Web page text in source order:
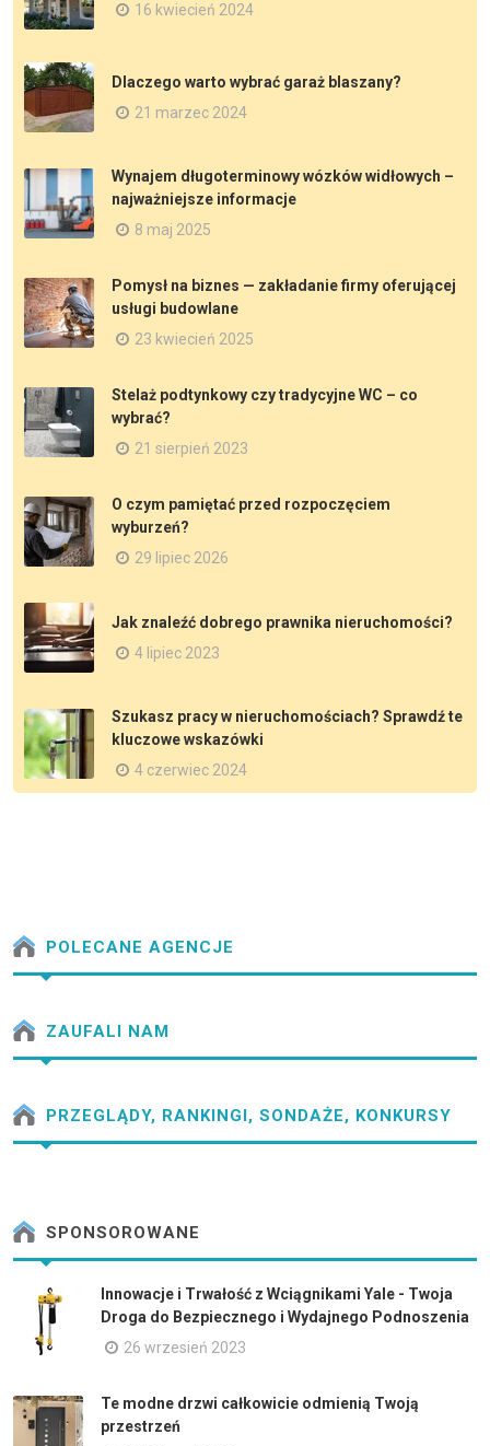
16 kwiecień 2024
Dlaczego warto wybrać garaż blaszany?
21 marzec 2024
Wynajem długoterminowy wózków widłowych –
najważniejsze informacje
8 maj 2025
Pomysł na biznes — zakładanie firmy oferującej
usługi budowlane
23 kwiecień 2025
Stelaż podtynkowy czy tradycyjne WC – co
wybrać?
21 sierpień 2023
O czym pamiętać przed rozpoczęciem
wyburzeń?
29 lipiec 2026
Jak znaleźć dobrego prawnika nieruchomości?
4 lipiec 2023
Szukasz pracy w nieruchomościach? Sprawdź te
kluczowe wskazówki
4 czerwiec 2024
POLECANE AGENCJE
ZAUFALI NAM
PRZEGLĄDY, RANKINGI, SONDAŻE, KONKURSY
SPONSOROWANE
Innowacje i Trwałość z Wciągnikami Yale - Twoja
Droga do Bezpiecznego i Wydajnego Podnoszenia
26 wrzesień 2023
Te modne drzwi całkowicie odmienią Twoją
przestrzeń